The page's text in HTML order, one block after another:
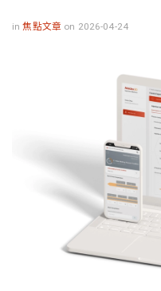
in焦點文章 on 2026-04-24